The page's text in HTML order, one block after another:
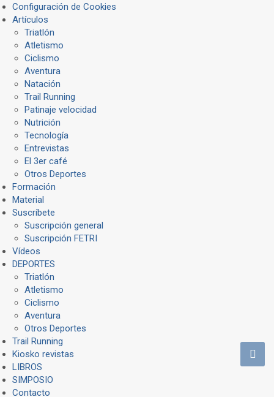
Configuración de Cookies
Artículos
Triatlón
Atletismo
Ciclismo
Aventura
Natación
Trail Running
Patinaje velocidad
Nutrición
Tecnología
Entrevistas
El 3er café
Otros Deportes
Formación
Material
Suscríbete
Suscripción general
Suscripción FETRI
Vídeos
DEPORTES
Triatlón
Atletismo
Ciclismo
Aventura
Otros Deportes
Trail Running
Kiosko revistas
LIBROS
SIMPOSIO
Contacto